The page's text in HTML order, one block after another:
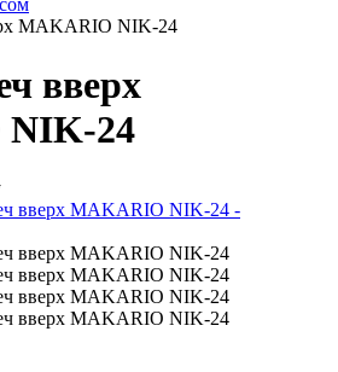
MAKARIO NIK-24
вверх
24